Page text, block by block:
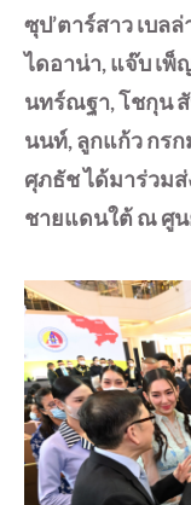
ซุป’ตาร์สาว เบล
ไดอาน่า, แจ๊บเพ็
นทร์ณฐา, โชกุน
นนท์, ลูกแก้วกร
ศุภธัช ได้มาร่วม
ชายแดนใต้ ณ ศู